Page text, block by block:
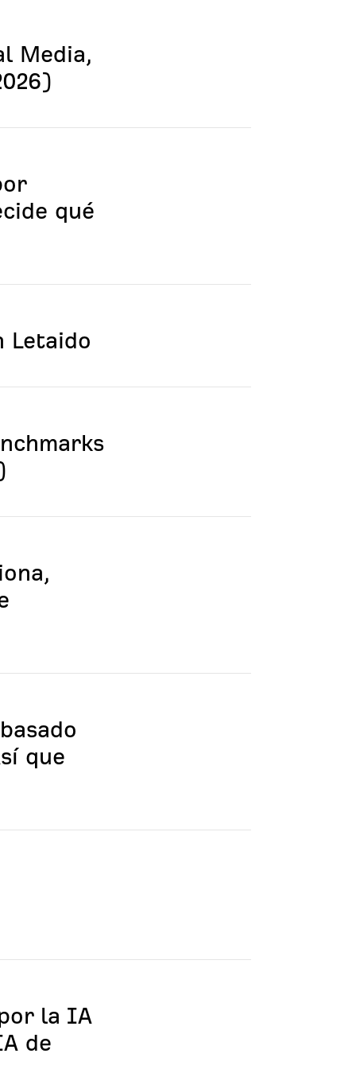
Media,
qué
Letaido
que
la IA
de